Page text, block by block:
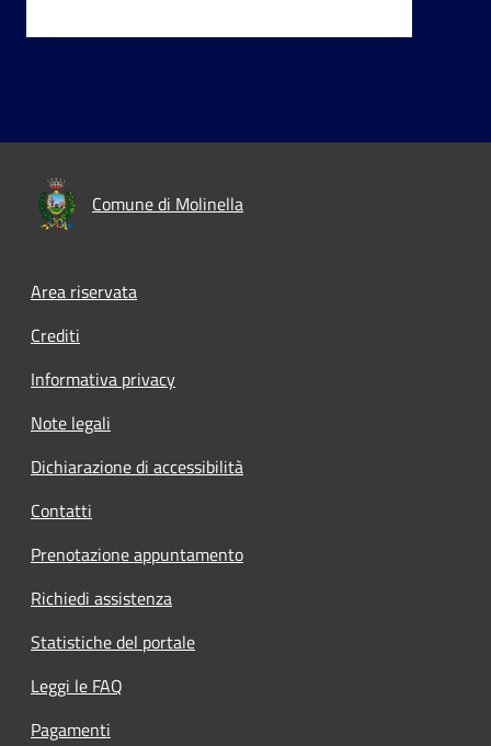
Comune di Molinella
Area riservata
Crediti
Informativa privacy
Note legali
Dichiarazione di accessibilità
Contatti
Prenotazione appuntamento
Richiedi assistenza
Statistiche del portale
Leggi le FAQ
Pagamenti